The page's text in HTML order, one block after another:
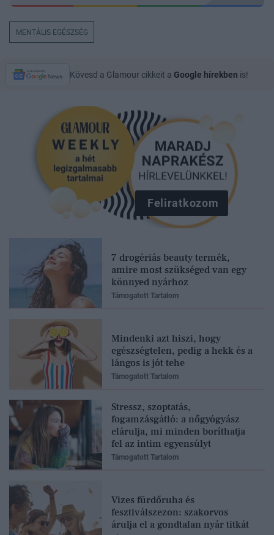
MENTÁLIS EGÉSZSÉG
Kövesd a Glamour cikkeit a Google hírekben is!
Feliratkozom
7 drogériás beauty termék,
amire most szükséged van egy
könnyed nyárhoz
Támogatott Tartalom
Mindenki azt hiszi, hogy
egészségtelen, pedig a hekk és a
lángos is jót tehe
Támogatott Tartalom
Stressz, szoptatás,
fogamzásgátló: a nőgyógyász
elárulja, mi minden boríthatja
fel az intim egyensúlyt
Támogatott Tartalom
Vizes fürdőruha és
fesztiválszezon: szakorvos
árulja el a gondtalan nyár titkát